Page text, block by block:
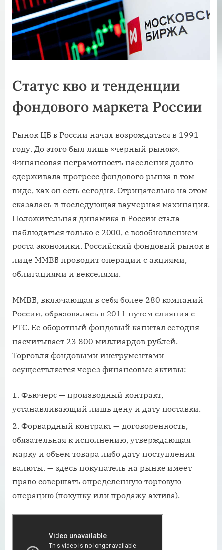
Статус кво и тенденции
фондового маркета России
Рынок ЦБ в России начал возрождаться в 1991
году. До этого был лишь «черный рынок».
Финансовая неграмотность населения долго
сдерживала прогресс фондового рынка в том
виде, как он есть сегодня. Отрицательно на этом
сказалась и последующая ваучерная махинация.
Положительная динамика в России стала
наблюдаться только с 2000, с возобновлением
роста экономики. Российский фондовый рынок в
лице ММВБ проводит операции с акциями,
облигациями и векселями.
ММВБ, включающая в себя более 280 компаний
России, образовалась в 2011 путем слияния с
РТС. Ее оборотный фондовый капитал сегодня
насчитывает 23 800 миллиардов рублей.
Торговля фондовыми инструментами
осуществляется через финансовые активы:
Фьючерс — производный контракт,
устанавливающий лишь цену и дату поставки.
Форвардный контракт — договоренность,
обязательная к исполнению, утверждающая
марку и объем товара либо дату поступления
валюты. — здесь покупатель на рынке имеет
право совершать определенную торговую
операцию (покупку или продажу актива).